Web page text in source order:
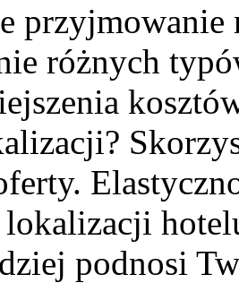
różnych
lokalizacji
podnosi